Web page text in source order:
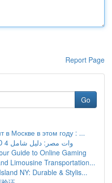
Report Page
Go
в Москве в этом году : ...
إضاءة أرضية دائرية LED 4 وات مصر: دليل شامل
Guide to Online Gaming
Limousine Transportation...
NY: Durable & Stylis...